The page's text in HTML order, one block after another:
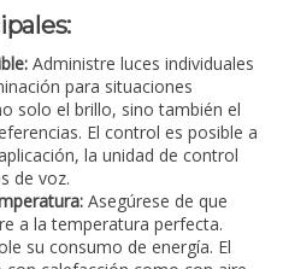
Administre luces individuales
para situaciones
solo el brillo, sino también el
El control es posible a
la unidad de control
de voz.
Asegúrese de que
a la temperatura perfecta.
su consumo de energía. El